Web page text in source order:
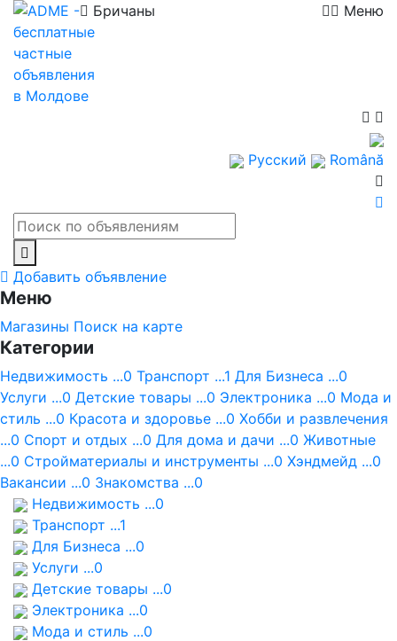
Бричаны Меню
Русский Română
Добавить объявление
Меню
Магазины Поиск на карте
Категории
Недвижимость ...0 Транспорт ...1 Для Бизнеса ...0
Услуги ...0 Детские товары ...0 Электроника ...0 Мода и
стиль ...0 Красота и здоровье ...0 Хобби и развлечения
...0 Спорт и отдых ...0 Для дома и дачи ...0 Животные
...0 Стройматериалы и инструменты ...0 Хэндмейд ...0
Вакансии ...0 Знакомства ...0
Недвижимость ...0
Транспорт ...1
Для Бизнеса ...0
Услуги ...0
Детские товары ...0
Электроника ...0
Мода и стиль ...0